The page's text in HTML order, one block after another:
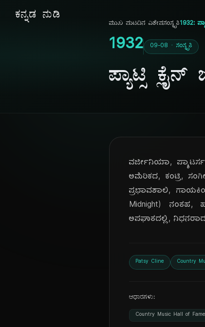
ಕನ್ನಡ ನುಡಿ
ಮುಖ ಪುಟದಿನ ವಿಶೇಷಸಂಸ್ಕೃತಿ1932:
1932 09-08 · ಸಂಸ್ಕೃತಿ
ಪ್ಯಾಟ್ಸಿ
ವರ್ಜೀನಿಯಾ,
ಅಮೆರಿಕದ, ಕಂಟ್ರಿ,
ಪ್ರಭಾವಶಾಲಿ,
Midnight) ನಂತಹ,
ಅಪಘಾತದಲ್ಲಿ,
Patsy Cline Country
ಆಧಾರಗಳು:
Country Music Hall of Fame